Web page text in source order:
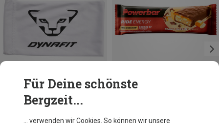
PowerBar
Für Deine schönste
Bergzeit...
… verwenden wir Cookies. So können wir unsere